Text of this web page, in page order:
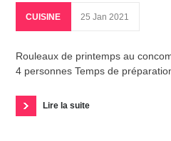
CUISINE 25 Jan 2021
Rouleaux de printemps au
4 personnes Temps de
Lire la suite